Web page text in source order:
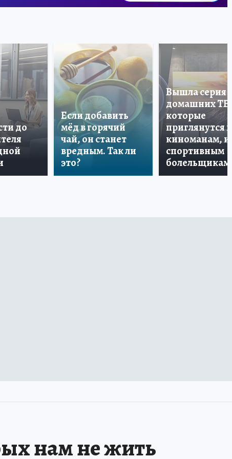
до
Если добавить
мёд в горячий
чай, он станет
вредным. Так ли
это?
Вышла серия
домашних ТВ,
которые
приглянутся и
киноманам, и
спортивным
болельщикам
нам не жить